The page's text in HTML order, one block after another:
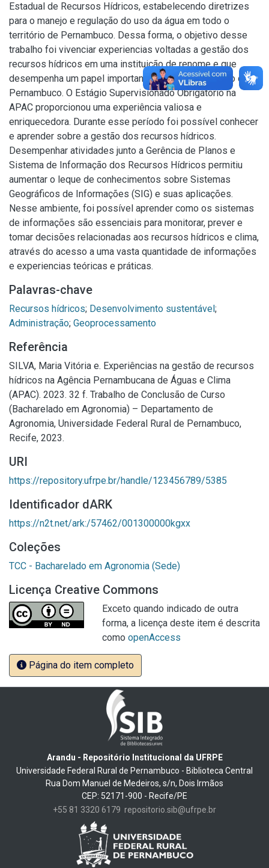
Estadual de Recursos Hídricos, estabelecendo diretrizes
para o manejo e regulação do uso da água em todo o
território de Pernambuco. Dessa forma, o objetivo desse
trabalho foi vivenciar experiencias voltadas a gestão dos
recursos hídricos em uma instituição de renome e que
desempenha um papel importantíssimo para o estado de
Pernambuco. O Estágio Supervisionado Obrigatório na
APAC proporcionou uma experiência valiosa e
enriquecedora. Durante esse período foi possível conhecer
e aprender sobre a gestão dos recursos hídricos.
Desempenhar atividades junto a Gerência de Planos e
Sistema de Informação dos Recursos Hídricos permitiu
aumentar o leque de conhecimentos sobre Sistemas
Geográficos de Informações (SIG) e suas aplicações.
Nesse ambiente, foi possível aprender como os sistemas
de informações são essenciais para monitorar, prever e
tomar decisões relacionadas aos recursos hídricos e clima,
através do acesso a uma vasta quantidade de informações
e experiencias teóricas e práticas.
Palavras-chave
Recursos hídricos; Desenvolvimento sustentável;
Administração; Geoprocessamento
Referência
SILVA, Maria Vitória e. Experiências na gestão de recursos
hídricos na Agência Pernambucana de Águas e Clima
(APAC). 2023. 32 f. Trabalho de Conclusão de Curso
(Bacharelado em Agronomia) – Departamento de
Agronomia, Universidade Federal Rural de Pernambuco,
Recife, 2023.
URI
https://repository.ufrpe.br/handle/123456789/5385
Identificador dARK
https://n2t.net/ark:/57462/001300000kgxx
Coleções
TCC - Bacharelado em Agronomia (Sede)
Licença Creative Commons
Exceto quando indicado de outra
forma, a licença deste item é descrita
como openAccess
Página do item completo
Arandu - Repositório Institucional da UFRPE
Universidade Federal Rural de Pernambuco - Biblioteca Central
Rua Dom Manuel de Medeiros, s/n, Dois Irmãos
CEP: 52171-900 - Recife/PE
+55 81 3320 6179 repositorio.sib@ufrpe.br